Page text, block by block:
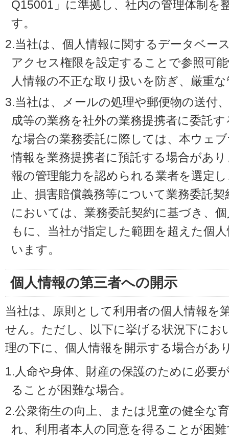
Q15001」に準拠し、社内の管理体制を
す。
2.当社は、個人情報に関するデータベー
アクセス権限を設定することで参照可
人情報の不正な取り扱いを防ぎ、厳重
3.当社は、メールの処理や郵便物の送付
成等の業務を社外の業務提携者に委託
な場合の業務委託に際しては、本ウェ
情報を業務提携者に預託する場合があ
報の管理能力を認められる業者を選定
止、損害賠償義務等について業務委託
においては、業務委託契約に基づき、
もに、当社が指定した範囲を超えた個
います。
個人情報の第三者への開示
当社は、原則として利用者の個人情報を
せん。ただし、以下に挙げる状況下にお
理の下に、個人情報を開示する場合があ
1.人命や身体、財産の保護のために必要
ることが困難な場合。
2.公衆衛生の向上、または児童の健全な
れ、利用者本人の同意を得ることが困